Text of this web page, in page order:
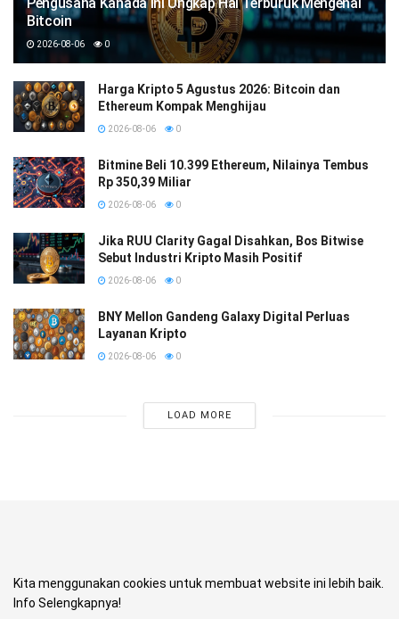
Pengusaha Kanada Ini Ungkap Hal Terburuk Mengenai
Bitcoin
2026-08-06 0
Harga Kripto 5 Agustus 2026: Bitcoin dan
Ethereum Kompak Menghijau
2026-08-06 0
Bitmine Beli 10.399 Ethereum, Nilainya Tembus
Rp 350,39 Miliar
2026-08-06 0
Jika RUU Clarity Gagal Disahkan, Bos Bitwise
Sebut Industri Kripto Masih Positif
2026-08-06 0
BNY Mellon Gandeng Galaxy Digital Perluas
Layanan Kripto
2026-08-06 0
LOAD MORE
Kita menggunakan cookies untuk membuat website ini lebih baik.
Info Selengkapnya!